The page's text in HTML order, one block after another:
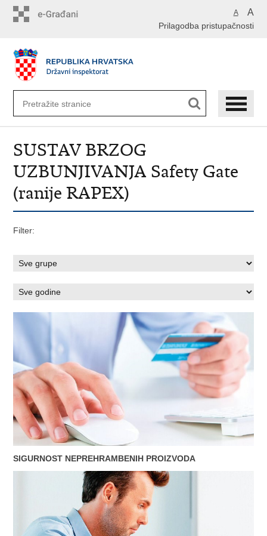
A A
Prilagodba pristupačnosti
SUSTAV BRZOG
UZBUNJIVANJA Safety Gate
(ranije RAPEX)
Filter:
SIGURNOST NEPREHRAMBENIH PROIZVODA